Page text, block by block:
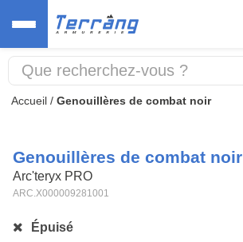
Accueil / Genouillères de combat noir
Genouillères de combat noir
Arc'teryx PRO
ARC.X000009281001
Épuisé